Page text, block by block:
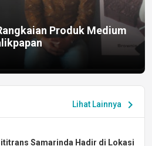
Produk Medium
Lihat Lainnya chevron_right
Samarinda Hadir di Lokasi